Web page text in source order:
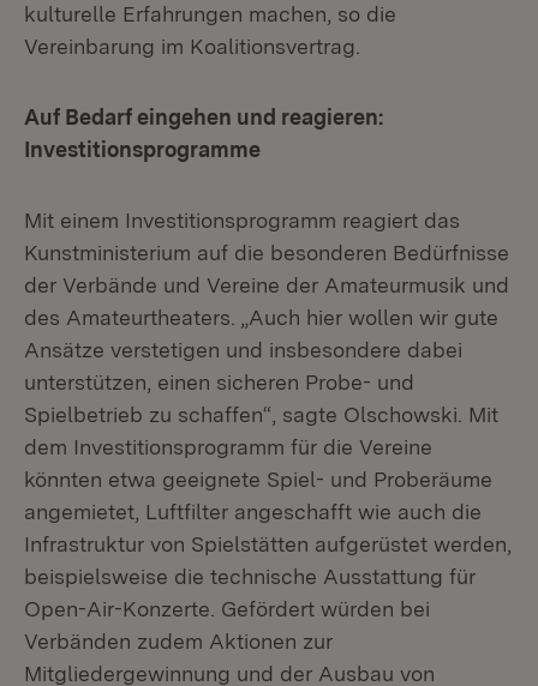
kulturelle Erfahrungen machen, so die
Vereinbarung im Koalitionsvertrag.
Auf Bedarf eingehen und reagieren:
Investitionsprogramme
Mit einem Investitionsprogramm reagiert das
Kunstministerium auf die besonderen Bedürfnisse
der Verbände und Vereine der Amateurmusik und
des Amateurtheaters. „Auch hier wollen wir gute
Ansätze verstetigen und insbesondere dabei
unterstützen, einen sicheren Probe- und
Spielbetrieb zu schaffen“, sagte Olschowski. Mit
dem Investitionsprogramm für die Vereine
könnten etwa geeignete Spiel- und Proberäume
angemietet, Luftfilter angeschafft wie auch die
Infrastruktur von Spielstätten aufgerüstet werden,
beispielsweise die technische Ausstattung für
Open-Air-Konzerte. Gefördert würden bei
Verbänden zudem Aktionen zur
Mitgliedergewinnung und der Ausbau von